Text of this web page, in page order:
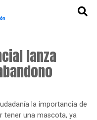
lanza
la importancia de
tener una mascota, ya